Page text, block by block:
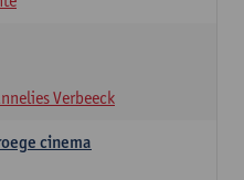
Verbeeck
cinema